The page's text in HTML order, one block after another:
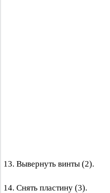
13. Вывернуть винты (2).
14. Снять пластину (3).